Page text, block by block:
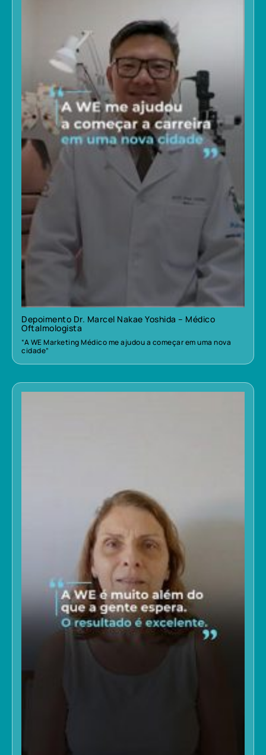
Depoimento Dr. Marcel Nakae Yoshida – Médico
Oftalmologista
“A WE Marketing Médico me ajudou a começar em uma nova
cidade”